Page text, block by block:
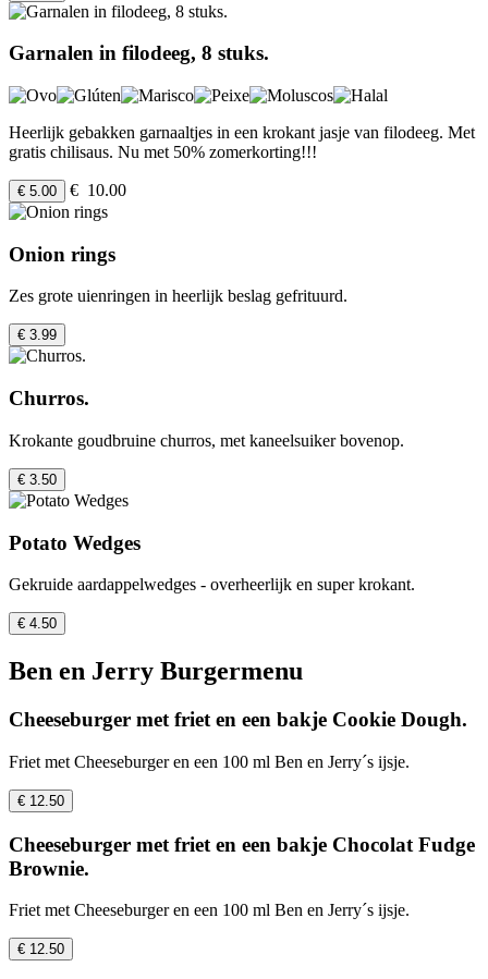
Garnalen in filodeeg, 8 stuks.
Heerlijk gebakken garnaaltjes in een krokant jasje van filodeeg. Met
gratis chilisaus. Nu met 50% zomerkorting!!!
€ 5.00 € 10.00
Onion rings
Zes grote uienringen in heerlijk beslag gefrituurd.
€ 3.99
Churros.
Krokante goudbruine churros, met kaneelsuiker bovenop.
€ 3.50
Potato Wedges
Gekruide aardappelwedges - overheerlijk en super krokant.
€ 4.50
Ben en Jerry Burgermenu
Cheeseburger met friet en een bakje Cookie Dough.
Friet met Cheeseburger en een 100 ml Ben en Jerry´s ijsje.
€ 12.50
Cheeseburger met friet en een bakje Chocolat Fudge
Brownie.
Friet met Cheeseburger en een 100 ml Ben en Jerry´s ijsje.
€ 12.50